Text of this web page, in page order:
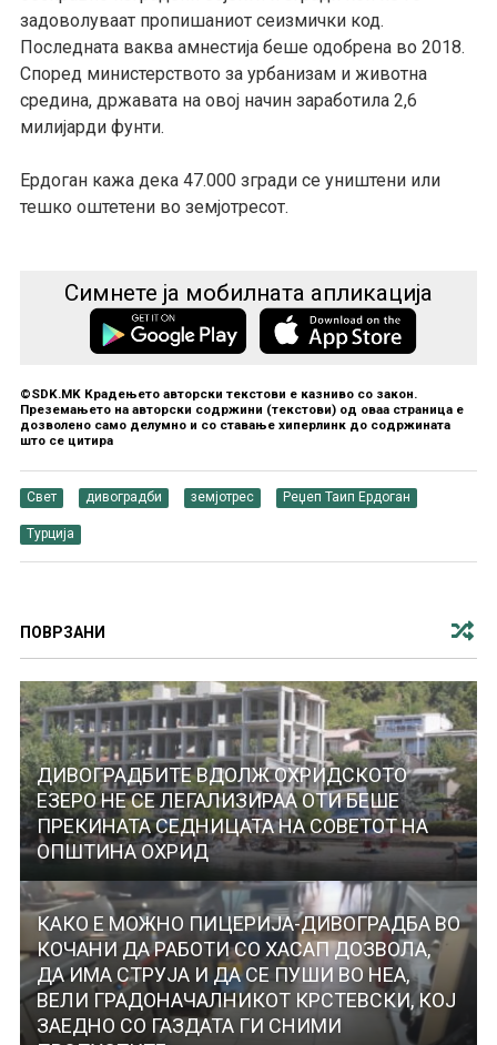
задоволуваат пропишаниот сеизмички код.
Последната ваква амнестија беше одобрена во 2018.
Според министерството за урбанизам и животна
средина, државата на овој начин заработила 2,6
милијарди фунти.
Ердоган кажа дека 47.000 згради се уништени или
тешко оштетени во земјотресот.
Симнете ја мобилната апликација
©SDK.MK Крадењето авторски текстови е казниво со закон.
Преземањето на авторски содржини (текстови) од оваа страница е
дозволено само делумно и со ставање хиперлинк до содржината
што се цитира
Свет дивоградби земјотрес Реџеп Таип Ердоган
Турција
ПОВРЗАНИ
ДИВОГРАДБИТЕ ВДОЛЖ ОХРИДСКОТО
ЕЗЕРО НЕ СЕ ЛЕГАЛИЗИРАА ОТИ БЕШЕ
ПРЕКИНАТА СЕДНИЦАТА НА СОВЕТОТ НА
ОПШТИНА ОХРИД
КАКО Е МОЖНО ПИЦЕРИЈА-ДИВОГРАДБА ВО
КОЧАНИ ДА РАБОТИ СО ХАСАП ДОЗВОЛА,
ДА ИМА СТРУЈА И ДА СЕ ПУШИ ВО НЕА,
ВЕЛИ ГРАДОНАЧАЛНИКОТ КРСТЕВСКИ, КОЈ
ЗАЕДНО СО ГАЗДАТА ГИ СНИМИ